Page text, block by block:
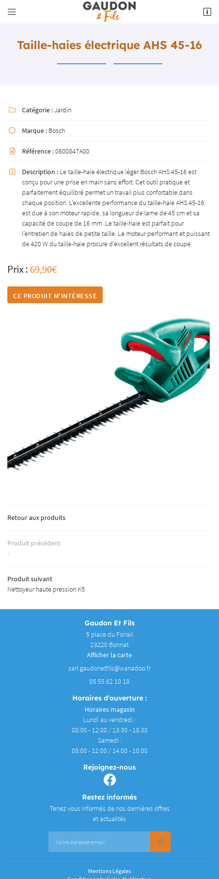

EN AUTOCAR
& MATÉRIAUX
ACTUALITÉS
CONTACT

Une question
05 55 62 10 18
 Adresse email de réception
Recopier le code ci-contre
Rafraîchir le captcha
email indiqué ci-dessus. Vous pouvez vous désinscrire à tout moment en utilisant
INSCRIPTION
Taille-haies électrique AHS 45-16
 Catégorie :Jardin
 Marque : Bosch
 Référence :0600847A00
 Description : Le taille-haie électrique léger Bosch AHS 45-16 est
conçu pour une prise en main sans effort. Cet outil pratique et
parfaitement équilibré permet un travail plus confortable dans
chaque position. L’excellente performance du taille-haie AHS 45-16
est due à son moteur rapide, sa longueur de lame de 45 cm et sa
capacité de coupe de 16 mm. Le taille-haie est parfait pour
l’entretien de haies de petite taille. Le moteur performant et puissant
de 420 W du taille-haie procure d’excellent résultats de coupe.
Prix : 69,90€
CE PRODUIT M'INTÉRESSE
Retour aux produits
Produit précédent
-
Produit suivant
Nettoyeur haute pression K5
Gaudon Et Fils
5 place du Foirail
23220 Bonnat
Afficher la carte
05 55 62 10 18
Horaires d'ouverture :
Horaires magasin
Lundi au vendredi :
08:00 - 12:00 / 13:30 - 18:30
Samedi :
08:00 - 12:00 / 14:00 - 18:00
Rejoignez-nous
Restez informés
Tenez vous informés de nos dernières offres
et actualités
Mentions Légales